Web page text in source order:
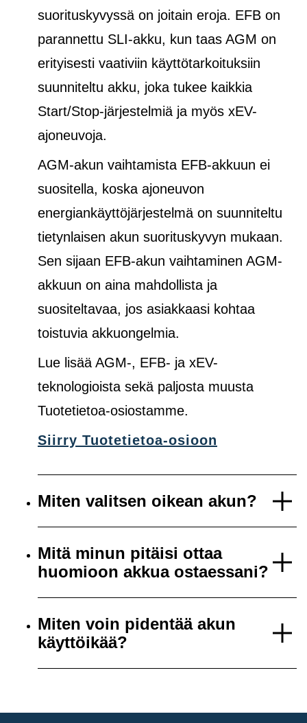
suorituskyvyssä on joitain eroja. EFB on
parannettu SLI-akku, kun taas AGM on
erityisesti vaativiin käyttötarkoituksiin
suunniteltu akku, joka tukee kaikkia
Start/Stop-järjestelmiä ja myös xEV-
ajoneuvoja.
AGM-akun vaihtamista EFB-akkuun ei
suositella, koska ajoneuvon
energiankäyttöjärjestelmä on suunniteltu
tietynlaisen akun suorituskyvyn mukaan.
Sen sijaan EFB-akun vaihtaminen AGM-
akkuun on aina mahdollista ja
suositeltavaa, jos asiakkaasi kohtaa
toistuvia akkuongelmia.
Lue lisää AGM-, EFB- ja xEV-
teknologioista sekä paljosta muusta
Tuotetietoa-osiostamme.
Siirry Tuotetietoa-osioon
Miten valitsen oikean akun?
Mitä minun pitäisi ottaa
huomioon akkua ostaessani?
Miten voin pidentää akun
käyttöikää?